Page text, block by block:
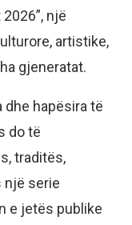
një
artistike,
gjeneratat.
dhe hapësira të
do të
traditës,
një serie
e jetës publike